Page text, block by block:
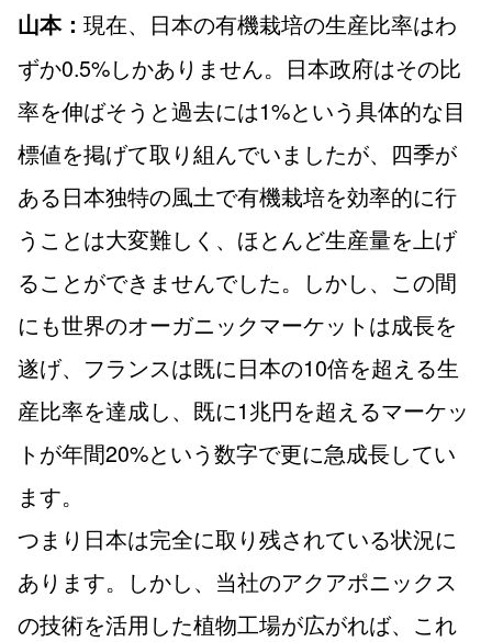
山本： 現在、日本の有機栽培の生産比率はわ
ずか0.5%しかありません。日本政府はその比
率を伸ばそうと過去には1%という具体的な目
標値を掲げて取り組んでいましたが、四季が
ある日本独特の風土で有機栽培を効率的に行
うことは大変難しく、ほとんど生産量を上げ
ることができませんでした。しかし、この間
にも世界のオーガニックマーケットは成長を
遂げ、フランスは既に日本の10倍を超える生
産比率を達成し、既に1兆円を超えるマーケッ
トが年間20%という数字で更に急成長してい
ます。
つまり日本は完全に取り残されている状況に
あります。しかし、当社のアクアポニックス
の技術を活用した植物工場が広がれば、これ